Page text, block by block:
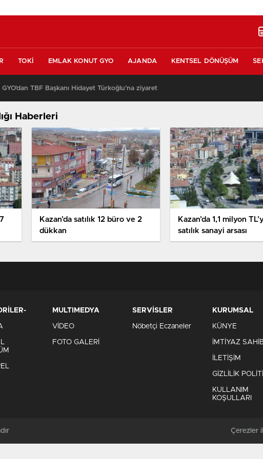
TOKİ EMLAK KONUT GYO AJANDA KENTSEL DÖNÜŞÜM
GYO’dan TBF Başkanı Hidayet Türkoğlu’na ziyaret
Haberleri
Kazan’da satılık 12 büro ve 2
dükkan
Kazan’da 1,1 milyon
satılık sanayi arsası
MULTIMEDYA
VİDEO
FOTO GALERİ
SERVİSLER
Nöbetçi Eczaneler
KURUMSAL
KÜNYE
İMTİYAZ
İLETİŞİM
GİZLİLİK
KULLANIM
KOŞULLARI
Çerezler